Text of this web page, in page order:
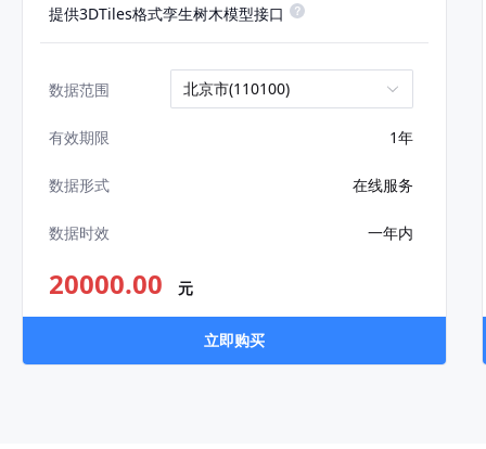
提供3DTiles格式孪生树木模型接口
数据范围 北京市(110100)
有效期限 1年
数据形式 在线服务
数据时效 一年内
20000.00 元
立即购买